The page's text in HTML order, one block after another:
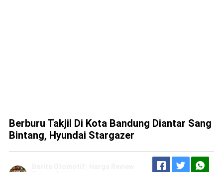
Berburu Takjil Di Kota Bandung Diantar Sang
Bintang, Hyundai Stargazer